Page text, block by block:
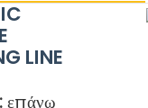
LINE
επάνω